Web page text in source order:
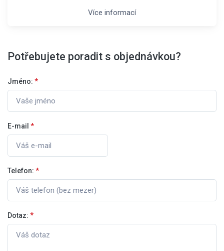
Více informací
Potřebujete poradit s objednávkou?
Jméno: *
E-mail *
Telefon: *
Dotaz: *